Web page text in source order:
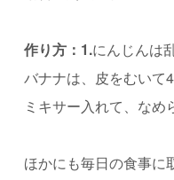
作り方：1.にんじんは
バナナは、皮をむいて
ミキサー入れて、なめ
ほかにも毎日の食事に